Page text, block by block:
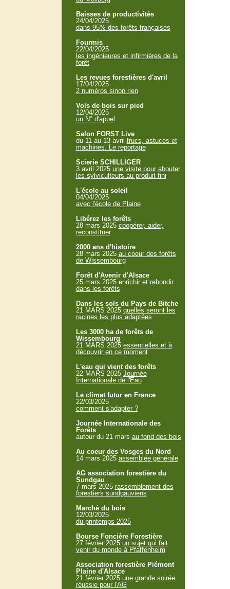
Baisses de productivités
24/04/2025
dans 95% des forêts françaises
Fourmis
22/04/2025
les ingénieures et infirmières de la
forêt
Les revues forestières d'avril
17/04/2025
2 numéros sinon rien
Vols de bois sur pied
12/04/2025
un N° d'appel
Salon FORST Live
du 11 au 13 avril trucs, astuces et
machines. Le reportage
Scierie SCHILLIGER
3 avril 2025 une visite pour abouter
les sylviculteurs au produit fini
L'école au soleil
04/04/2025
avec l'école de Plaine
Libérez les forêts
28 mars 2025 coopérer, aider,
reconstituer
2000 ans d'histoire
28 mars 2025 au coeur des forêts
de Wissembourg
Forêt d'Avenir d'Alsace
25 mars 2025 enrichir et rebondir
dans les forêts
Dans les sols du Pays de Bitche
21 MARS 2025 quelles seront les
racines les plus adaptées
Les 3000 ha de forêts de
Wissembourg
21 MARS 2025 essentielles et à
découvrir en ce moment
L'eau qui vient des forêts
22 MARS 2025 Journée
Internationale de l'Eau
Le climat futur en France
22/03/2025
comment s'adapter ?
Journée Internationale des
Forêts
autour du 21 mars au fond des bois
Au coeur des Vosges du Nord
14 mars 2025 assemblée générale
AG association forestière du
Sundgau
7 mars 2025 rassemblement des
forestiers sundgauviens
Marché du bois
12/03/2025
du printemps 2025
Bourse Foncière Forestière
27 février 2025 un sujet qui fait
venir du monde à Pfaffenheim
Association forestière Piémont
Plaine d'Alsace
21 février 2025 une grande soirée
réussie pour l'AG